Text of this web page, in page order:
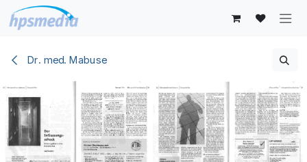
Zum Inhalt springen
Dr. med. Mabuse